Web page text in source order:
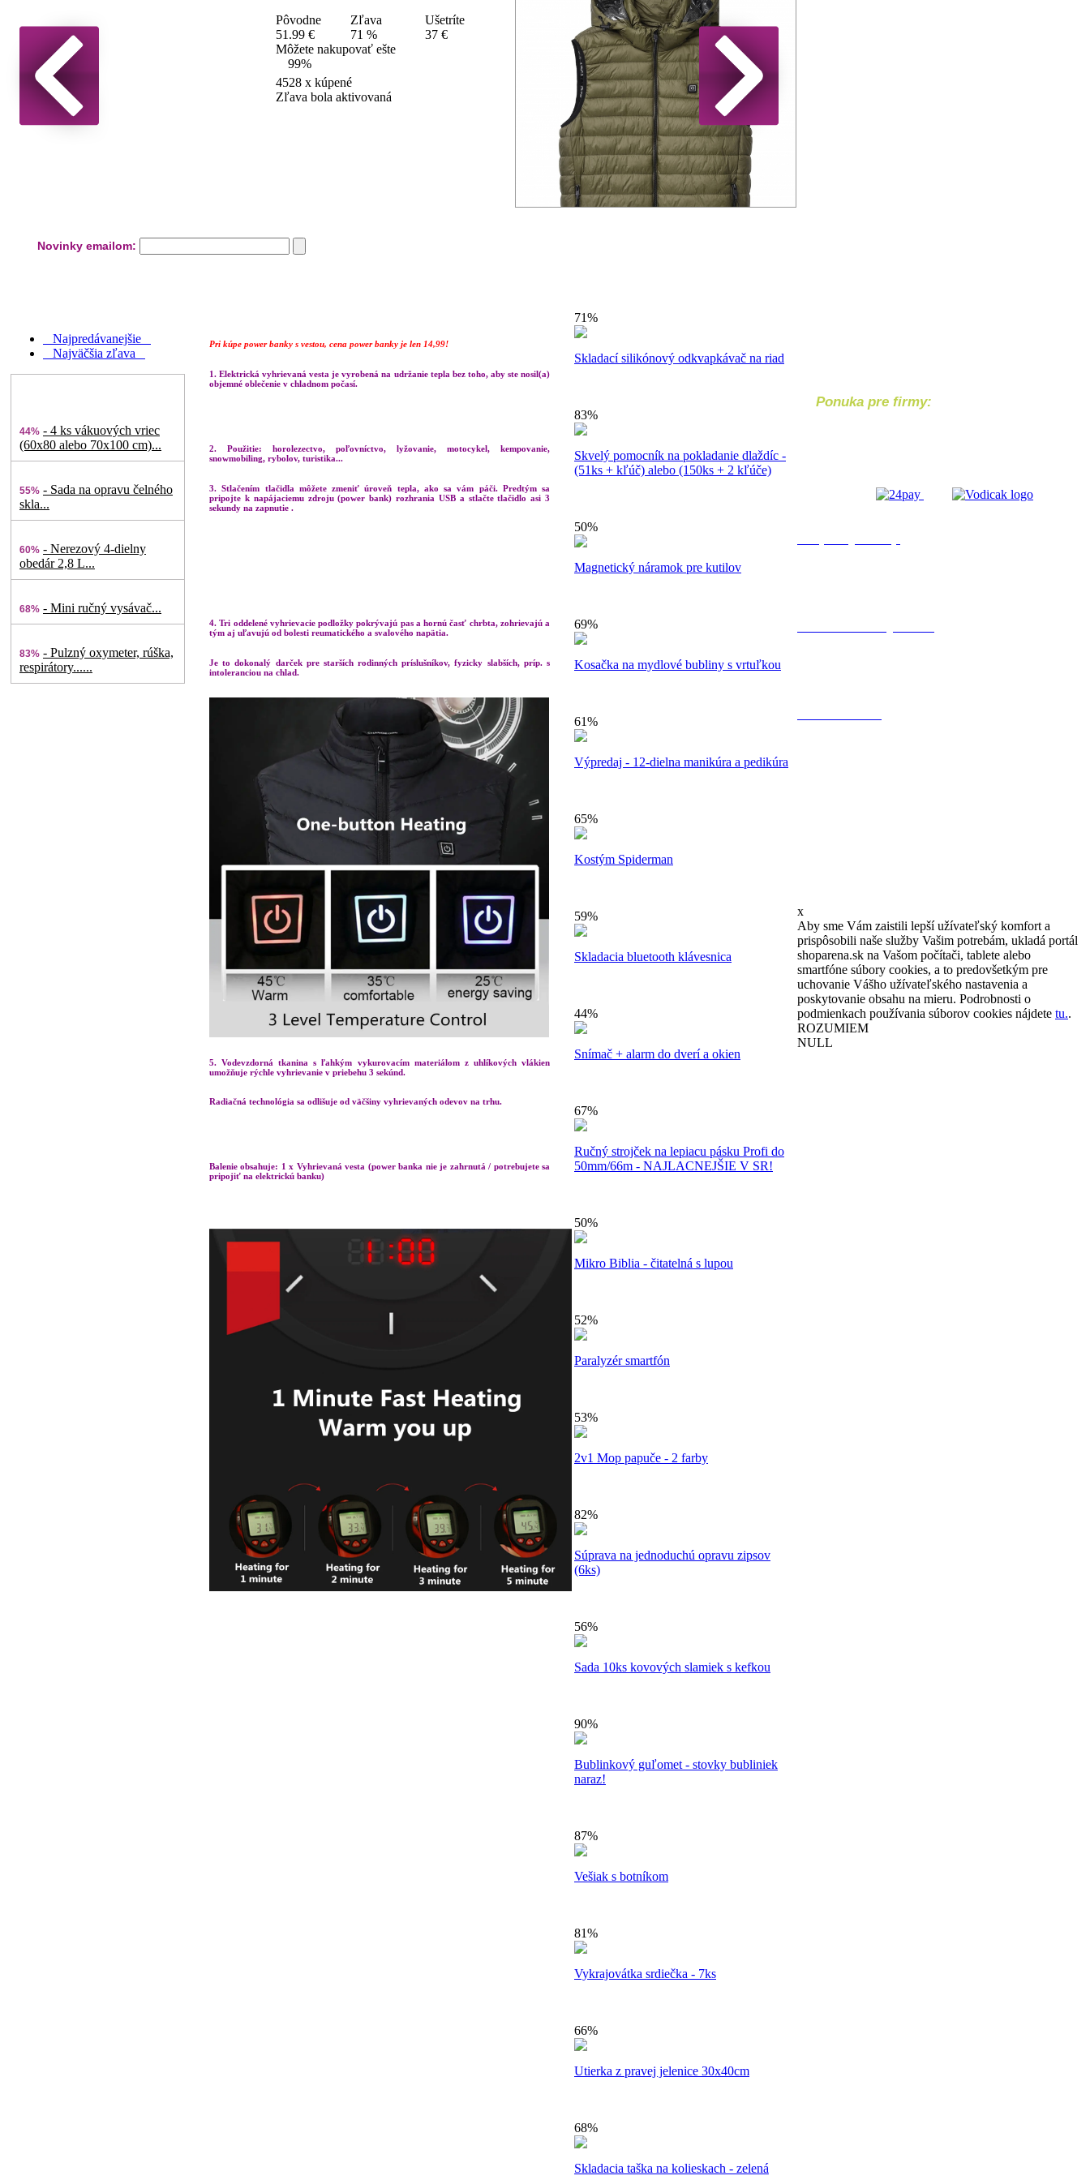
Pôvodne
51.99 €
Zľava
71 %
Ušetríte
37 €
Môžete nakupovať ešte
99%
4528x kúpené
Zľava bola aktivovaná
Novinky emailom:
Najpredávanejšie
Najväčšia zľava
44% - 4 ks vákuových vriec
(60x80 alebo 70x100 cm)...
55% - Sada na opravu čelného
skla...
60% - Nerezový 4-dielny
obedár 2,8 L...
68% - Mini ručný vysávač...
83% - Pulzný oxymeter, rúška,
respirátory......
Pri kúpe power banky s vestou, cena power banky je len 14,99!
1. Elektrická vyhrievaná vesta je vyrobená na udržanie tepla bez toho, aby ste nosil(a)
objemné oblečenie v chladnom počasí.
2. Použitie: horolezectvo, poľovníctvo, lyžovanie, motocykel, kempovanie,
snowmobiling, rybolov, turistika...
3. Stlačením tlačidla môžete zmeniť úroveň tepla, ako sa vám páči. Predtým sa
pripojte k napájaciemu zdroju (power bank) rozhrania USB a stlačte tlačidlo asi 3
sekundy na zapnutie .
4. Tri oddelené vyhrievacie podložky pokrývajú pas a hornú časť chrbta, zohrievajú a
tým aj uľavujú od bolesti reumatického a svalového napätia.
Je to dokonalý darček pre starších rodinných príslušníkov, fyzicky slabších, príp. s
intoleranciou na chlad.
5. Vodevzdorná tkanina s ľahkým vykurovacím materiálom z uhlíkových vlákien
umožňuje rýchle vyhrievanie v priebehu 3 sekúnd.
Radiačná technológia sa odlišuje od väčšiny vyhrievaných odevov na trhu.
Balenie obsahuje: 1 x Vyhrievaná vesta (power banka nie je zahrnutá / potrebujete sa
pripojiť na elektrickú banku)
71%
Skladací silikónový odkvapkávač na riad
83%
Skvelý pomocník na pokladanie dlaždíc -
(51ks + kľúč) alebo (150ks + 2 kľúče)
50%
Magnetický náramok pre kutilov
69%
Kosačka na mydlové bubliny s vrtuľkou
61%
Výpredaj - 12-dielna manikúra a pedikúra
65%
Kostým Spiderman
59%
Skladacia bluetooth klávesnica
44%
Snímač + alarm do dverí a okien
67%
Ručný strojček na lepiacu pásku Profi do
50mm/66m - NAJLACNEJŠIE V SR!
50%
Mikro Biblia - čitatelná s lupou
52%
Paralyzér smartfón
53%
2v1 Mop papuče - 2 farby
82%
Súprava na jednoduchú opravu zipsov
(6ks)
56%
Sada 10ks kovových slamiek s kefkou
90%
Bublinkový guľomet - stovky bubliniek
naraz!
87%
Vešiak s botníkom
81%
Vykrajovátka srdiečka - 7ks
66%
Utierka z pravej jelenice 30x40cm
68%
Skladacia taška na kolieskach - zelená
Ponuka pre firmy:
x
Aby sme Vám zaistili lepší užívateľský komfort a
prispôsobili naše služby Vašim potrebám, ukladá portál
shoparena.sk na Vašom počítači, tablete alebo
smartfóne súbory cookies, a to predovšetkým pre
uchovanie Vášho užívateľského nastavenia a
poskytovanie obsahu na mieru. Podrobnosti o
podmienkach používania súborov cookies nájdete tu..
ROZUMIEM
NULL